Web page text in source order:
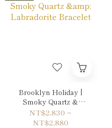
Brooklyn Holiday |
Smoky Quartz &
Labradorite Bracelet
NT$2,830 ~
NT$2,880